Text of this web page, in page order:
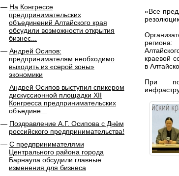
На Конгрессе
предпринимательских
объединений Алтайского края
обсудили возможности открытия
бизнес...
Андрей Осипов:
предпринимателям необходимо
выходить из «серой зоны»
экономики
Андрей Осипов выступил спикером
дискуссионной площадки XII
Конгресса предпринимательских
объедине...
Поздравление А.Г. Осипова с Днём
российского предпринимательства!
C предпринимателями
Центрального района города
Барнаула обсудили главные
изменения для бизнеса
«Все
краевой
в
При